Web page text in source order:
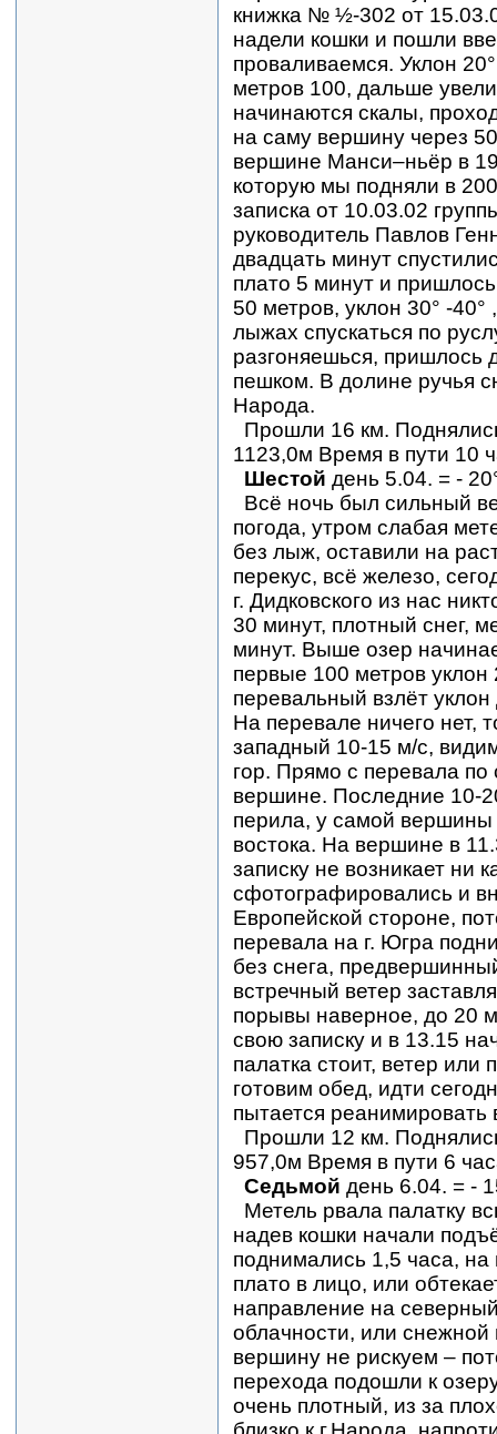
книжка № ½-302 от
надели кошки и пошли
проваливаемся. Уклон
метров 100, дальше
начинаются скалы,
на саму вершину через
вершине Манси–ньёр в
которую мы подняли в
записка от 10.03.02
руководитель Павлов
двадцать минут
плато 5 минут и
50 метров, уклон 30° -
лыжах спускаться по
разгоняешься, пришлось
пешком. В долине ручья
Народа.
Прошли 16 км.
1123,0м Время в пути 10
Шестой день 5.04. = -
Всё ночь был сильный
погода, утром слабая
без лыж, оставили на
перекус, всё железо,
г. Дидковского из нас
30 минут, плотный снег,
минут. Выше озер
первые 100 метров уклон
перевальный взлёт
На перевале ничего нет,
западный 10-15 м/с,
гор. Прямо с перевала
вершине. Последние 10-
перила, у самой
востока. На вершине в
записку не возникает ни
сфотографировались и
Европейской стороне,
перевала на г. Югра
без снега,
встречный ветер
порывы наверное, до 20
свою записку и в 13.15
палатка стоит, ветер или
готовим обед, идти
пытается реанимировать
Прошли 12 км.
957,0м Время в пути 6
Седьмой день 6.04. = -
Метель рвала палатку
надев кошки начали
поднимались 1,5 часа, на
плато в лицо, или
направление на
облачности, или
вершину не рискуем –
перехода подошли к
очень плотный, из за